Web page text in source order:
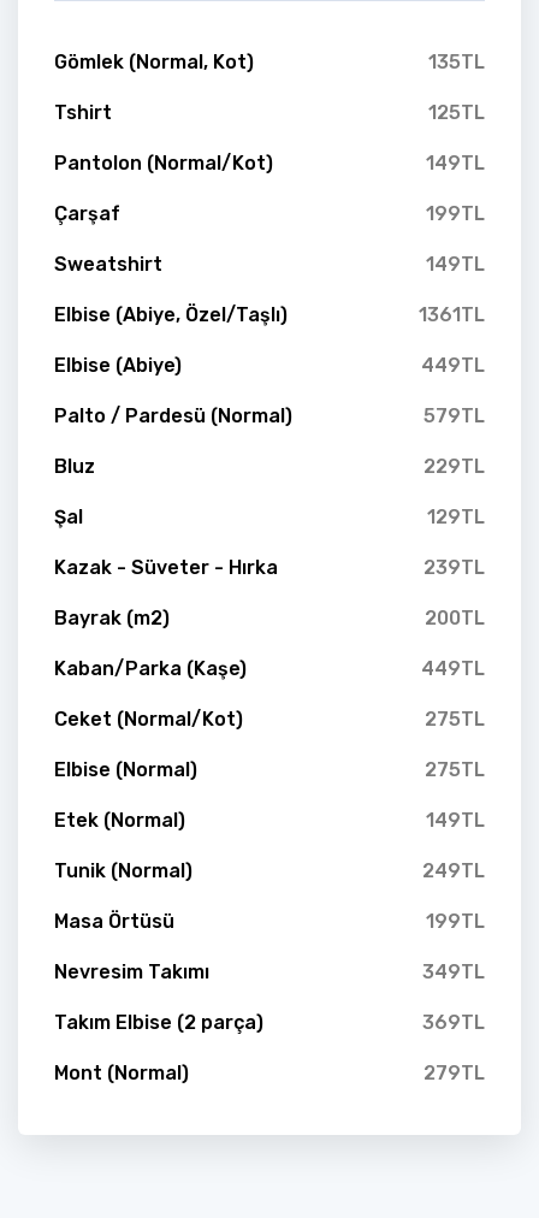
Gömlek (Normal, Kot) 135TL
Tshirt 125TL
Pantolon (Normal/Kot) 149TL
Çarşaf 199TL
Sweatshirt 149TL
Elbise (Abiye, Özel/Taşlı) 1361TL
Elbise (Abiye) 449TL
Palto / Pardesü (Normal) 579TL
Bluz 229TL
Şal 129TL
Kazak - Süveter - Hırka 239TL
Bayrak (m2) 200TL
Kaban/Parka (Kaşe) 449TL
Ceket (Normal/Kot) 275TL
Elbise (Normal) 275TL
Etek (Normal) 149TL
Tunik (Normal) 249TL
Masa Örtüsü 199TL
Nevresim Takımı 349TL
Takım Elbise (2 parça) 369TL
Mont (Normal) 279TL